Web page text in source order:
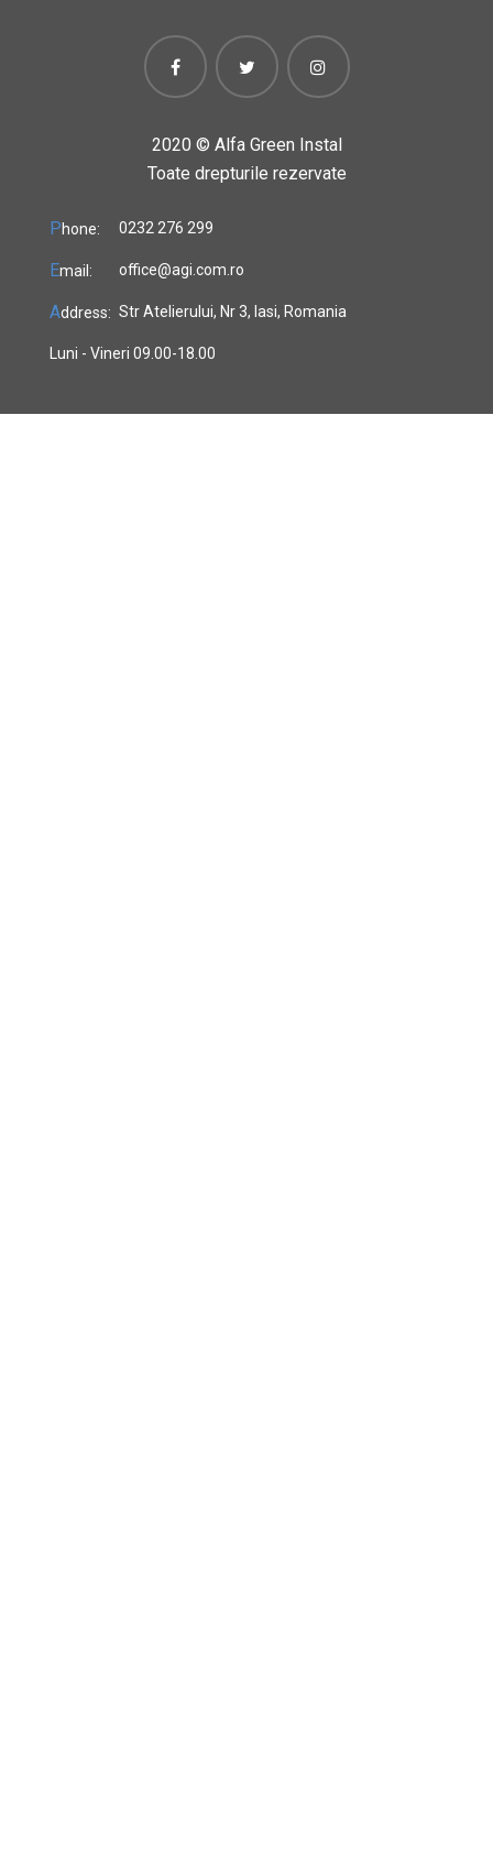
2020 © Alfa Green Instal
Toate drepturile rezervate
Phone: 0232 276 299
Email: office@agi.com.ro
Address: Str Atelierului, Nr 3, Iasi, Romania
Luni - Vineri 09.00-18.00